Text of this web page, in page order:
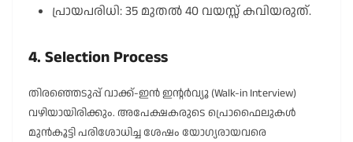
പ്രായപരിധി: 35 മുതൽ 40 വയസ്സ് കവിയരുത്.
4. Selection Process
തിരഞ്ഞെടുപ്പ് വാക്ക്-ഇൻ ഇന്റർവ്യൂ (Walk-in Interview)
വഴിയായിരിക്കും. അപേക്ഷകരുടെ പ്രൊഫൈലുകൾ
മുൻകൂട്ടി പരിശോധിച്ച ശേഷം യോഗ്യരായവരെ